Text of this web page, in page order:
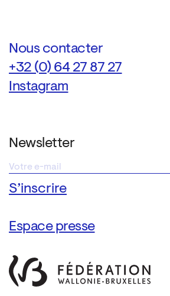
Nous contacter
+32 (0) 64 27 87 27
Instagram
Newsletter
Espace presse